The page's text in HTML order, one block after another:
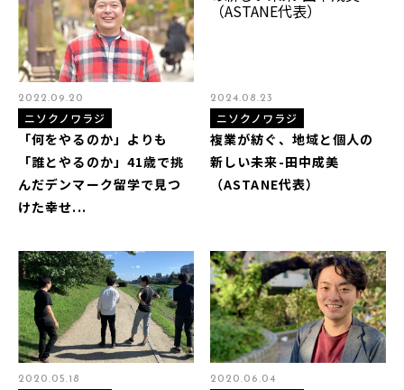
「何をやるのか」よりも
「誰とやるのか」41歳で挑
んだデンマーク留学で見つ
けた幸せ...
2022.09.20
ニソクノワラジ
複業が紡ぐ、地域と個人の
新しい未来-田中成美
（ASTANE代表）
2024.08.23
ニソクノワラジ
2020.05.18 2020.06.04